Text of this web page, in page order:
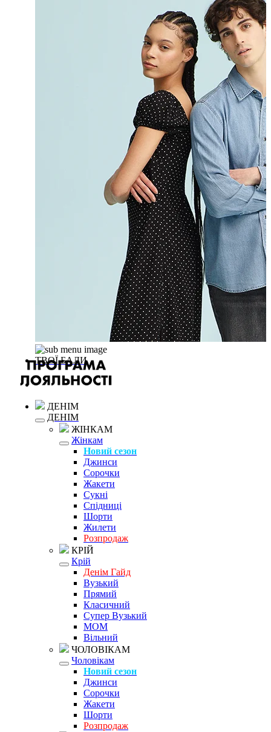
ТВОЇ БАЛИ
ДЕНІМ
ДЕНІМ
ЖІНКАМ
Жінкам
Новий сезон
Джинси
Сорочки
Жакети
Сукні
Спідниці
Шорти
Жилети
Розпродаж
КРІЙ
Крій
Денім Гайд
Вузький
Прямий
Класичний
Супер Вузький
MOM
Вільний
ЧОЛОВІКАМ
Чоловікам
Новий сезон
Джинси
Сорочки
Жакети
Шорти
Розпродаж